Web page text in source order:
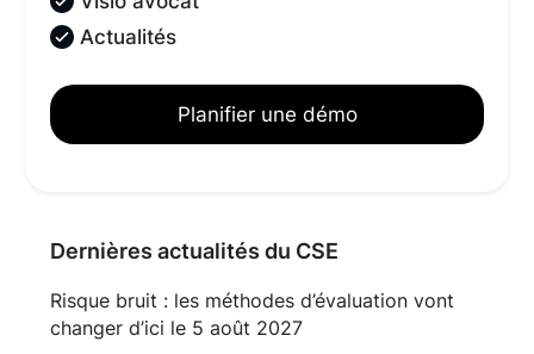
Actualités
Planifier une démo
Dernières actualités du CSE
Risque bruit : les méthodes d’évaluation vont
changer d’ici le 5 août 2027